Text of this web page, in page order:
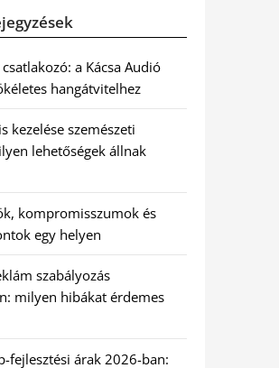
a Kácsa Audió
hangátvitelhez
kezelése szemészeti
lehetőségek állnak
kompromisszumok és
egy helyen
szabályozás
milyen hibákat érdemes
fejlesztési árak 2026-ban: